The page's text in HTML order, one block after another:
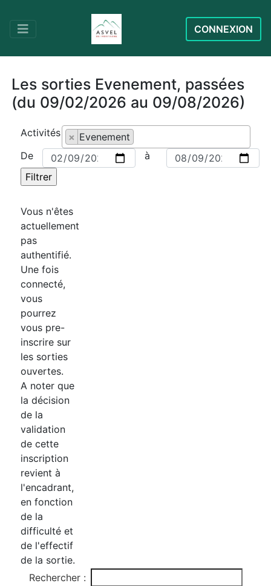
CONNEXION
Les sorties Evenement, passées
(du 09/02/2026 au 09/08/2026)
Activités × Evenement
De
à
Vous n'êtes
actuellement
pas
authentifié.
Une fois
connecté,
vous
pourrez
vous pre-
inscrire sur
les sorties
ouvertes.
A noter que
la décision
de la
validation
de cette
inscription
revient à
l'encadrant,
en fonction
de la
difficulté et
de l'effectif
de la sortie.
Rechercher :